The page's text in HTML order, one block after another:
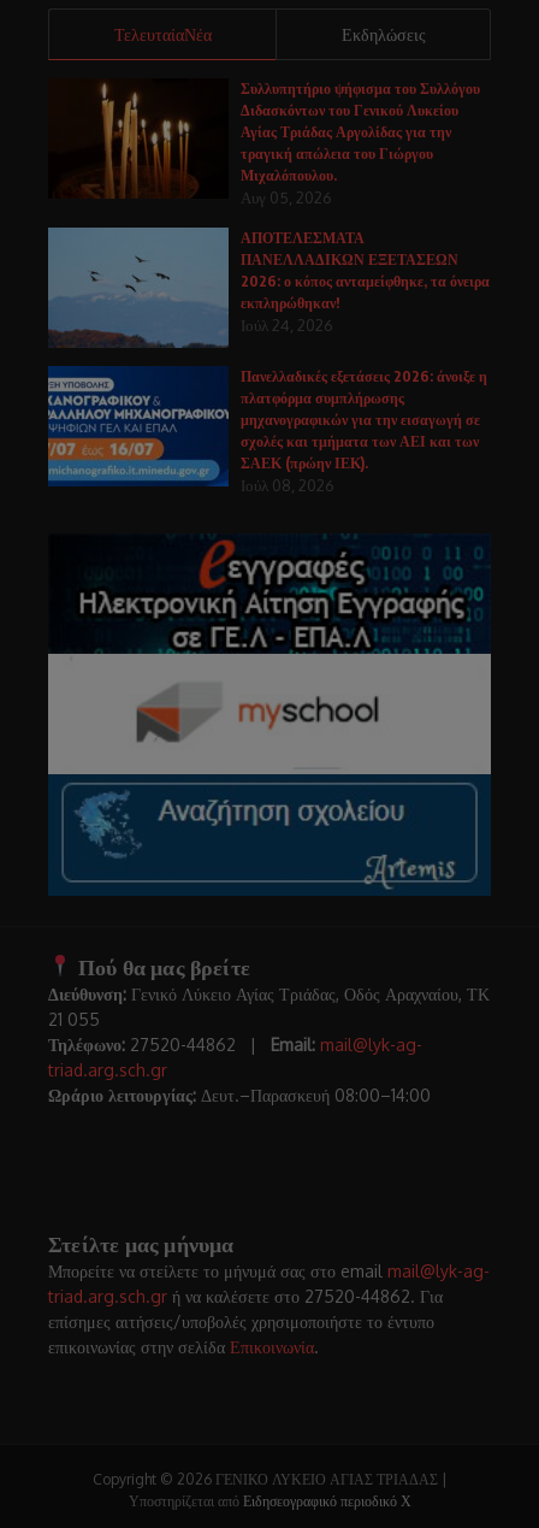
ΤελευταίαΝέα Εκδηλώσεις
Συλλυπητήριο ψήφισμα του Συλλόγου
Διδασκόντων του Γενικού Λυκείου
Αγίας Τριάδας Αργολίδας για την
τραγική απώλεια του Γιώργου
Μιχαλόπουλου.
Αυγ 05, 2026
ΑΠΟΤΕΛΕΣΜΑΤΑ
ΠΑΝΕΛΛΑΔΙΚΩΝ ΕΞΕΤΑΣΕΩΝ
2026: ο κόπος ανταμείφθηκε, τα όνειρα
εκπληρώθηκαν!
Ιούλ 24, 2026
Πανελλαδικές εξετάσεις 2026: άνοιξε η
πλατφόρμα συμπλήρωσης
μηχανογραφικών για την εισαγωγή σε
σχολές και τμήματα των ΑΕΙ και των
ΣΑΕΚ (πρώην ΙΕΚ).
Ιούλ 08, 2026
Πού θα μας βρείτε
Διεύθυνση: Γενικό Λύκειο Αγίας Τριάδας, Οδός Αραχναίου, ΤΚ
21 055
Τηλέφωνο: 27520-44862 | Email: mail@lyk-ag-
triad.arg.sch.gr
Ωράριο λειτουργίας: Δευτ.–Παρασκευή 08:00–14:00
Στείλτε μας μήνυμα
Μπορείτε να στείλετε το μήνυμά σας στο email mail@lyk-ag-
triad.arg.sch.gr ή να καλέσετε στο 27520-44862. Για
επίσημες αιτήσεις/υποβολές χρησιμοποιήστε το έντυπο
επικοινωνίας στην σελίδα Επικοινωνία.
Copyright © 2026 ΓΕΝΙΚΟ ΛΥΚΕΙΟ ΑΓΙΑΣ ΤΡΙΑΔΑΣ |
Υποστηρίζεται από Ειδησεογραφικό περιοδικό Χ